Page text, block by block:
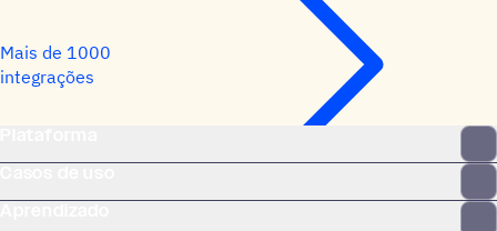
Mais de 1000
integrações